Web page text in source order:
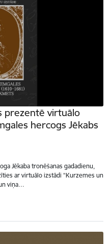
prezentē virtuālo
hercogs Jēkabs
Jēkaba tronēšanas gadadienu,
ar virtuālo izstādi “Kurzemes un
viņa…